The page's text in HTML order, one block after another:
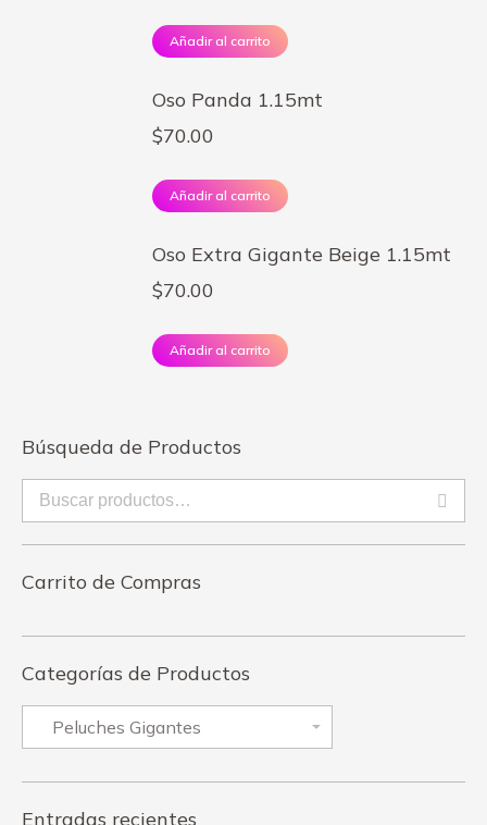
Añadir al carrito
Oso Panda 1.15mt
$70.00
Añadir al carrito
Oso Extra Gigante Beige 1.15mt
$70.00
Añadir al carrito
Búsqueda de Productos
Carrito de Compras
Categorías de Productos
Entradas recientes